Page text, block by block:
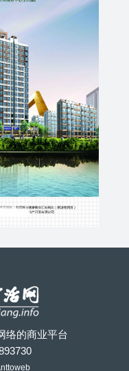
络的商业平台